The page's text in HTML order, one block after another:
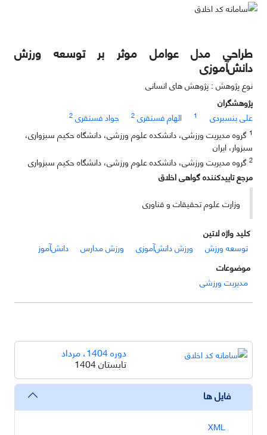
طراحی مدل عوامل موثر بر توسعه ورزش
دانش‌آموزی
نوع پژوهش : پژوهش های انسانی
پژوهشگران
علی بنسبردی
1 الهام فسنقری 2 جواد فسنقری 2
1 گروه مدیریت ورزشی، دانشکده علوم ورزشی، دانشگاه حکیم سبزواری،
سبزوار، ایران
2 گروه مدیریت ورزشی، دانشکده علوم ورزشی، دانشگاه حکیم سبزواری
مرجع تاییدکننده گواهی اخلاق
وزارت علوم تحقیقات و فناوری
کلید واژه لاتین
توسعه ورزش
ورزش دانش‌آموزی ورزش مدارس
دانش‌آموز
موضوعات
مدیریت ورزشی
دوره 1404، مرداد
تابستان 1404
فایل ها
XML